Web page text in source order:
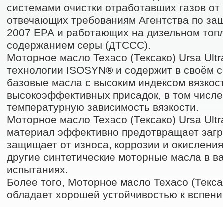
системами очистки отработавших газов
отвечающих требованиям Агентства по
2007 ЕРА и работающих на дизельном
содержанием серы (ДТССС).
Моторное масло Texaco (Тексако) Ursa
технологии ISOSYN® и содержит в своём
базовые масла с высоким индексом
высокоэффективных присадок, в том
температурную зависимость вязкости.
Моторное масло Texaco (Тексако) Ursa
материал эффективно предотвращает
защищает от износа, коррозии и
другие синтетические моторные масла в
испытаниях.
Более того, Моторное масло Texaco
обладает хорошей устойчивостью к